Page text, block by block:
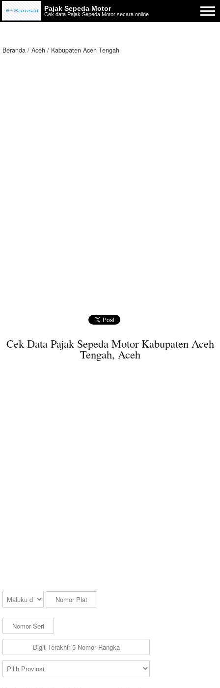
Pajak Sepeda Motor
Cek data Pajak Sepeda Motor secara online
Beranda Aceh Kabupaten Aceh Tengah
Cek Data Pajak Sepeda Motor Kabupaten Aceh
Tengah, Aceh